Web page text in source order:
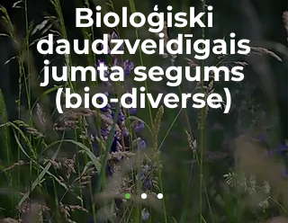
Bioloģiski
daudzveidīgais
jumta segums
(bio-diverse)